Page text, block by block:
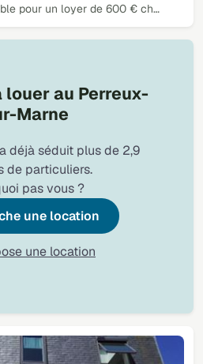
pour un loyer de 600 € ch…
louer au Perreux-
Marne
déjà séduit plus de 2,9
de particuliers.
pas vous ?
une location
une location